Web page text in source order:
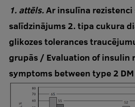
1. attēls.Ar insulīna
salīdzinājums 2. tipa cukura
glikozes tolerances
grupās / Evaluation of insulin
symptoms between type 2